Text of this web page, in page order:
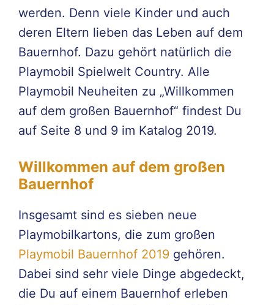
werden. Denn viele Kinder und auch
deren Eltern lieben das Leben auf dem
Bauernhof. Dazu gehört natürlich die
Playmobil Spielwelt Country. Alle
Playmobil Neuheiten zu „Willkommen
auf dem großen Bauernhof“ findest Du
auf Seite 8 und 9 im Katalog 2019.
Willkommen auf dem großen
Bauernhof
Insgesamt sind es sieben neue
Playmobilkartons, die zum großen
Playmobil Bauernhof 2019 gehören.
Dabei sind sehr viele Dinge abgedeckt,
die Du auf einem Bauernhof erleben